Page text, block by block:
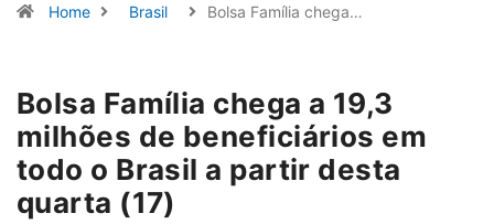
Home Brasil Bolsa Família chega…
Bolsa Família chega a 19,3
milhões de beneficiários em
todo o Brasil a partir desta
quarta (17)